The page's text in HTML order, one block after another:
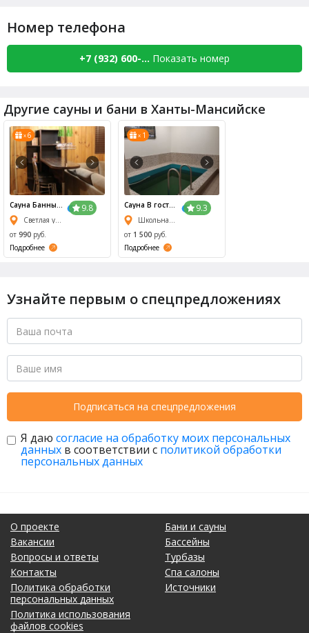
Номер телефона
+7 (932) 600-... Показать номер
Другие сауны и бани в Ханты-Мансийске
x6
9.8
Сауна Банный
Рай
Светлая улица, 40
от 990 руб.
Подробнее
x 1
9.3
Сауна В гостях
у сказки
Школьная улица, 3/1
от 1 500 руб.
Подробнее
Узнайте первым о спецпредложениях
Подписаться на спецпредложения
Я даю согласие на обработку моих персональных
данных в соответствии с политикой обработки
персональных данных
О проекте
Вакансии
Вопросы и ответы
Контакты
Политика обработки
персональных данных
Политика использования
файлов cookies
Бани и сауны
Бассейны
Турбазы
Спа салоны
Источники